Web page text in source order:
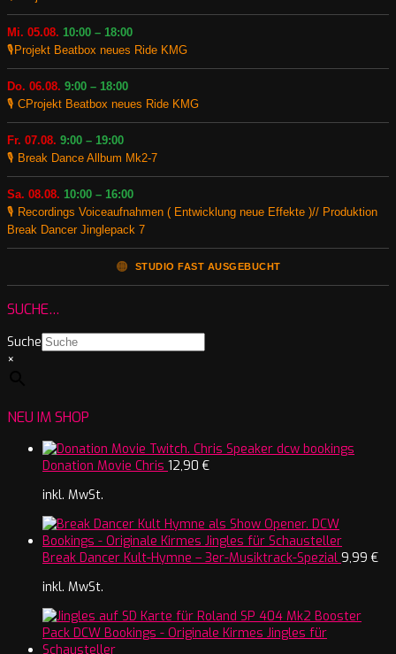
Mi. 05.08. 10:00 – 18:00
🎙️Projekt Beatbox neues Ride KMG
Do. 06.08. 9:00 – 18:00
🎙️ CProjekt Beatbox neues Ride KMG
Fr. 07.08. 9:00 – 19:00
🎙️ Break Dance Allbum Mk2-7
Sa. 08.08. 10:00 – 16:00
🎙️ Recordings Voiceaufnahmen ( Entwicklung neue Effekte )// Produktion
Break Dancer Jinglepack 7
🟠 STUDIO FAST AUSGEBUCHT
SUCHE…
Suche
×
NEU IM SHOP
Donation Movie Chris 12,90 €
inkl. MwSt.
Break Dancer Kult-Hymne – 3er-Musiktrack-Spezial 9,99 €
inkl. MwSt.